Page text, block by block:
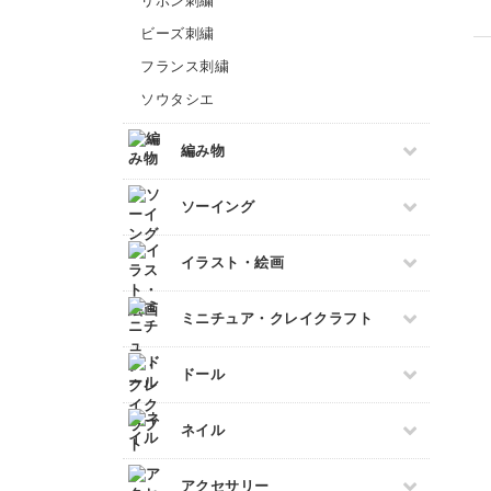
ビーズ刺繍
フランス刺繍
ソウタシエ
編み物
すべて
棒針編み
かぎ針編み
レース編み
マクラメ
クラフトバンド
あみぐるみ
ソーイング
すべて
パッチワーク
布小物
和裁
洋裁
イラスト・絵画
すべて
デッサン
ボールペンイラスト
アクリル絵の具
アルコールインクアート
コピック
ミニチュア・クレイクラフト
すべて
フェイクスイーツ
ミニチュアフード
ミニチュア雑貨
ドール
すべて
ドール服
ネイル
すべてアクセサリー